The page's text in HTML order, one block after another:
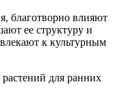
благотворно влияют
ее структуру и
к культурным